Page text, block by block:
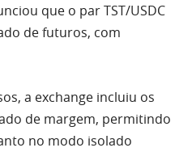
que o par TST/USDC
de futuros, com
a exchange incluiu os
de margem, permitindo
no modo isolado